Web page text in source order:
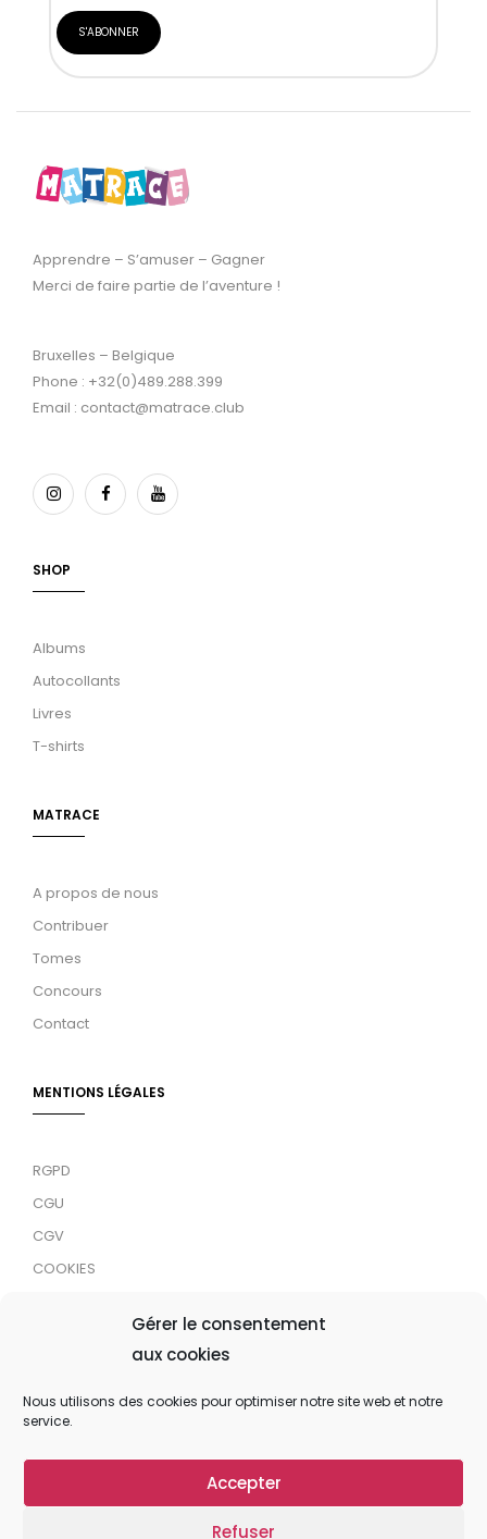
Gérer le consentement
aux cookies
Nous utilisons des cookies pour optimiser notre site web et notre
service.
Accepter
Refuser
Apprendre – S’amuser – Gagner
Merci de faire partie de l’aventure !
Bruxelles – Belgique
Phone : +32(0)489.288.399
Email : contact@matrace.club
SHOP
Albums
Autocollants
Livres
T-shirts
MATRACE
A propos de nous
Contribuer
Tomes
Concours
Contact
MENTIONS LÉGALES
RGPD
CGU
CGV
COOKIES